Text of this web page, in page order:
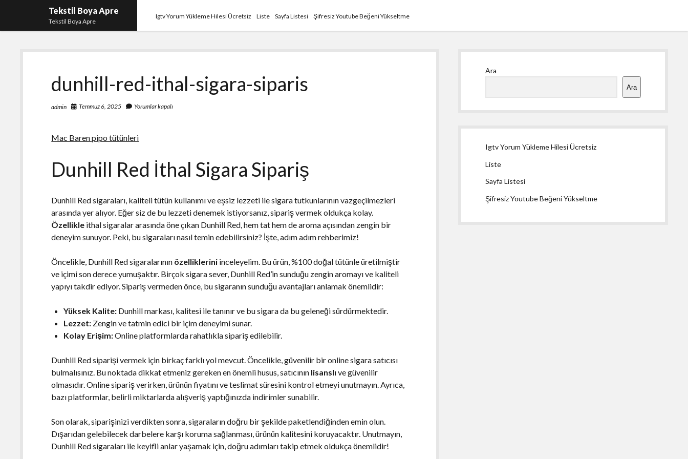
Tekstil Boya Apre
Tekstil Boya Apre
Igtv Yorum Yükleme Hilesi Ücretsiz Liste Sayfa Listesi Şifresiz Youtube Beğeni Yükseltme
dunhill-red-ithal-sigara-siparis
admin Temmuz 6, 2025 Yorumlar kapalı
Mac Baren pipo tütünleri
Dunhill Red İthal Sigara Sipariş
Dunhill Red sigaraları, kaliteli tütün kullanımı ve eşsiz lezzeti ile sigara tutkunlarının vazgeçilmezleri
arasında yer alıyor. Eğer siz de bu lezzeti denemek istiyorsanız, sipariş vermek oldukça kolay.
Özellikle ithal sigaralar arasında öne çıkan Dunhill Red, hem tat hem de aroma açısından zengin bir
deneyim sunuyor. Peki, bu sigaraları nasıl temin edebilirsiniz? İşte, adım adım rehberimiz!
Öncelikle, Dunhill Red sigaralarının özelliklerini inceleyelim. Bu ürün, %100 doğal tütünle üretilmiştir
ve içimi son derece yumuşaktır. Birçok sigara sever, Dunhill Red’in sunduğu zengin aromayı ve kaliteli
yapıyı takdir ediyor. Sipariş vermeden önce, bu sigaranın sunduğu avantajları anlamak önemlidir:
Yüksek Kalite: Dunhill markası, kalitesi ile tanınır ve bu sigara da bu geleneği sürdürmektedir.
Lezzet: Zengin ve tatmin edici bir içim deneyimi sunar.
Kolay Erişim:Online platformlarda rahatlıkla sipariş edilebilir.
Dunhill Red siparişi vermek için birkaç farklı yol mevcut. Öncelikle, güvenilir bir online sigara satıcısı
bulmalısınız. Bu noktada dikkat etmeniz gereken en önemli husus, satıcının lisanslı ve güvenilir
olmasıdır. Online sipariş verirken, ürünün fiyatını ve teslimat süresini kontrol etmeyi unutmayın. Ayrıca,
bazı platformlar, belirli miktarlarda alışveriş yaptığınızda indirimler sunabilir.
Son olarak, siparişinizi verdikten sonra, sigaraların doğru bir şekilde paketlendiğinden emin olun.
Dışarıdan gelebilecek darbelere karşı koruma sağlanması, ürünün kalitesini koruyacaktır. Unutmayın,
Dunhill Red sigaraları ile keyifli anlar yaşamak için, doğru adımları takip etmek oldukça önemlidir!
Ara
Ara
Igtv Yorum Yükleme Hilesi Ücretsiz
Liste
Sayfa Listesi
Şifresiz Youtube Beğeni Yükseltme